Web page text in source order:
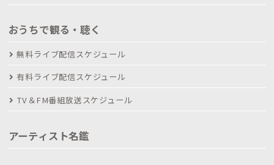
おうちで観る・聴く
無料ライブ配信スケジュール
有料ライブ配信スケジュール
TV＆FM番組放送スケジュール
アーティスト名鑑